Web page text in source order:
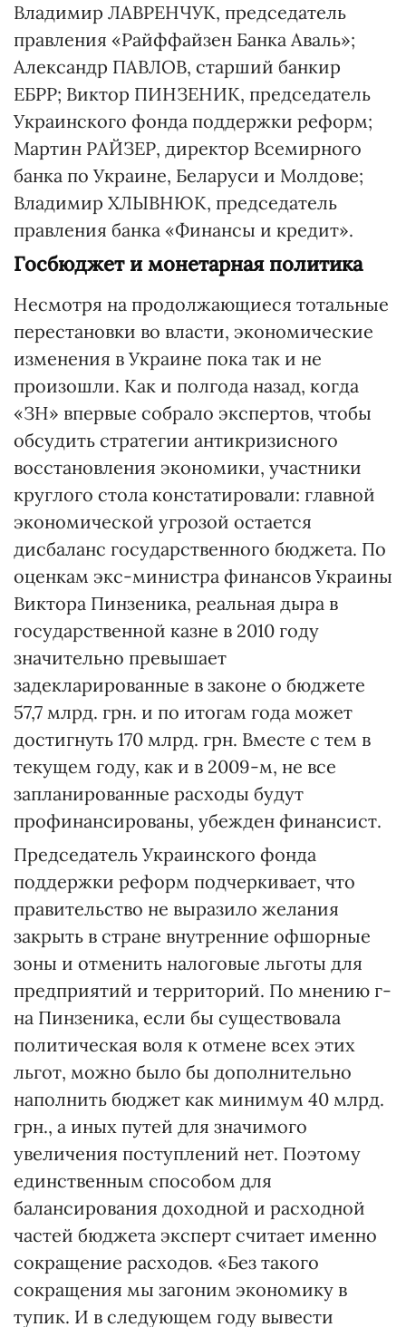
Владимир ЛАВРЕНЧУК, председатель
правления «Райффайзен Банка Аваль»;
Александр ПАВЛОВ, старший банкир
ЕБРР; Виктор ПИНЗЕНИК, председатель
Украинского фонда поддержки реформ;
Мартин РАЙЗЕР, директор Всемирного
банка по Украине, Беларуси и Молдове;
Владимир ХЛЫВНЮК, председатель
правления банка «Финансы и кредит».
Госбюджет и монетарная политика
Несмотря на продолжающиеся тотальные
перестановки во власти, экономические
изменения в Украине пока так и не
произошли. Как и полгода назад, когда
«ЗН» впервые собрало экспертов, чтобы
обсудить стратегии антикризисного
восстановления экономики, участники
круглого стола констатировали: главной
экономической угрозой остается
дисбаланс государственного бюджета. По
оценкам экс-министра финансов Украины
Виктора Пинзеника, реальная дыра в
государственной казне в 2010 году
значительно превышает
задекларированные в законе о бюджете
57,7 млрд. грн. и по итогам года может
достигнуть 170 млрд. грн. Вместе с тем в
текущем году, как и в 2009-м, не все
запланированные расходы будут
профинансированы, убежден финансист.
Председатель Украинского фонда
поддержки реформ подчеркивает, что
правительство не выразило желания
закрыть в стране внутренние офшорные
зоны и отменить налоговые льготы для
предприятий и территорий. По мнению г-
на Пинзеника, если бы существовала
политическая воля к отмене всех этих
льгот, можно было бы дополнительно
наполнить бюджет как минимум 40 млрд.
грн., а иных путей для значимого
увеличения поступлений нет. Поэтому
единственным способом для
балансирования доходной и расходной
частей бюджета эксперт считает именно
сокращение расходов. «Без такого
сокращения мы загоним экономику в
тупик. И в следующем году вывести